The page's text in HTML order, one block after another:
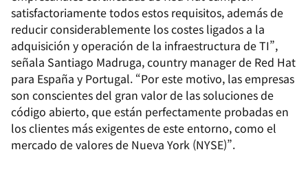
satisfactoriamente todos estos requisitos, además de
reducir considerablemente los costes ligados a la
adquisición y operación de la infraestructura de TI”,
señala Santiago Madruga, country manager de Red Hat
para España y Portugal. “Por este motivo, las empresas
son conscientes del gran valor de las soluciones de
código abierto, que están perfectamente probadas en
los clientes más exigentes de este entorno, como el
mercado de valores de Nueva York (NYSE)”.